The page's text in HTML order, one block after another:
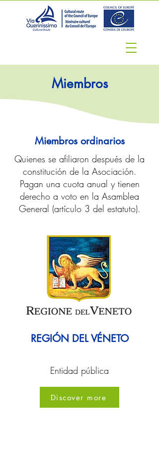
Miembros
Miembros ordinarios
Quienes se afiliaron después de la
constitución de la Asociación.
Pagan una cuota anual y tienen
derecho a voto en la Asamblea
General (artículo 3 del estatuto).
REGIÓN DEL VÉNETO
Entidad pública
Discover more